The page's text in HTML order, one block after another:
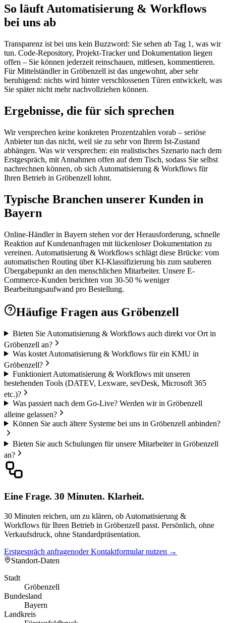
So läuft Automatisierung & Workflows
bei uns ab
Transparenz ist bei uns kein Buzzword: Sie sehen ab Tag 1, was wir
tun. Code-Repository, Projekt-Tracker und Dokumentation liegen
offen – Sie können jederzeit reinschauen, mitlesen, kommentieren.
Für Mittelständler in Gröbenzell ist das ungewohnt, aber sehr
beruhigend: nichts wird hinter verschlossenen Türen entwickelt, was
Sie später nicht mehr nachvollziehen können.
Ergebnisse, die für sich sprechen
Wir versprechen keine konkreten Prozentzahlen vorab – seriöse
Anbieter tun das nicht, weil sie zu sehr von Ihrem Ist-Zustand
abhängen. Was wir versprechen: ein realistisches Szenario nach dem
Erstgespräch, mit Annahmen offen auf dem Tisch, sodass Sie selbst
nachrechnen können, ob sich Automatisierung & Workflows für
Ihren Betrieb in Gröbenzell lohnt.
Typische Branchen unserer Kunden in
Bayern
Online-Händler in Bayern stehen vor der Herausforderung, schnelle
Reaktion auf Kundenanfragen mit lückenloser Dokumentation zu
vereinen. Automatisierung & Workflows schlägt diese Brücke: vom
automatischen Routing über KI-Klassifizierung bis zum sauberen
Übergabepunkt an den menschlichen Mitarbeiter. Unsere E-
Commerce-Kunden berichten von 30-50 % weniger
Bearbeitungsaufwand pro Bestellung.
Häufige Fragen aus Gröbenzell
Bieten Sie Automatisierung & Workflows auch direkt vor Ort in
Gröbenzell an?
Was kostet Automatisierung & Workflows für ein KMU in
Gröbenzell?
Funktioniert Automatisierung & Workflows mit unseren
bestehenden Tools (DATEV, Lexware, sevDesk, Microsoft 365
etc.)?
Was passiert nach dem Go-Live? Werden wir in Gröbenzell
alleine gelassen?
Können Sie auch ältere Systeme bei uns in Gröbenzell anbinden?
Bieten Sie auch Schulungen für unsere Mitarbeiter in Gröbenzell
an?
Eine Frage. 30 Minuten. Klarheit.
30 Minuten reichen, um zu klären, ob Automatisierung &
Workflows für Ihren Betrieb in Gröbenzell passt. Persönlich, ohne
Verkaufsdruck, ohne Standardpräsentation.
Erstgespräch anfragenoder Kontaktformular nutzen →
Standort-Daten
Stadt
Gröbenzell
Bundesland
Bayern
Landkreis